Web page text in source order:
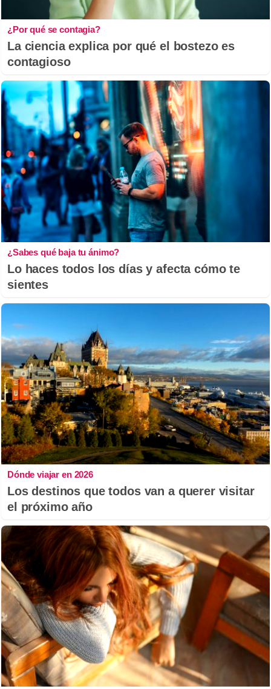
¿Por qué se contagia?
La ciencia explica por qué el bostezo es
contagioso
¿Sabes qué baja tu ánimo?
Lo haces todos los días y afecta cómo te
sientes
Dónde viajar en 2026
Los destinos que todos van a querer visitar
el próximo año